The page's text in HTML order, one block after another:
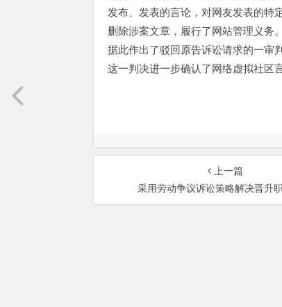
发布、发表的言论，对网友发表的特
删除涉案文章，履行了网站管理义务。
据此作出了驳回原告诉讼请求的一审判
这一判决进一步确认了网络虚拟社区
上一篇
采用劳动争议诉讼策略解决晋升